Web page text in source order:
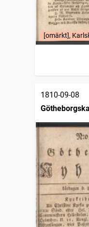
[omärkt],
1810-09-08